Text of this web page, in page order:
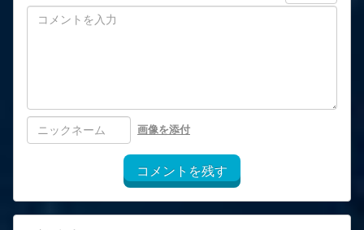
画像を添付
コメントを残す